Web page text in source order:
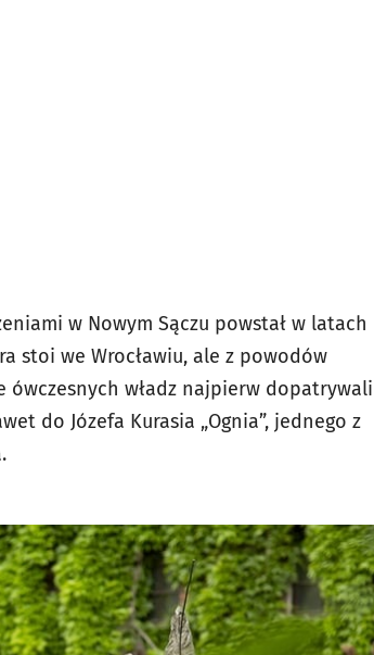
w Nowym Sączu powstał w latach
stoi we Wrocławiu, ale z powodów
ówczesnych władz najpierw dopatrywali
do Józefa Kurasia „Ognia”, jednego z